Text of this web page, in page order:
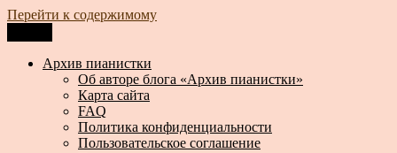
Перейти к содержимому
Архив пианистки
Всё для пианистов: ноты, книги, музыка, статьи…
Архив пианистки
Об авторе блога «Архив пианистки»
Карта сайта
FAQ
Политика конфиденциальности
Пользовательское соглашение